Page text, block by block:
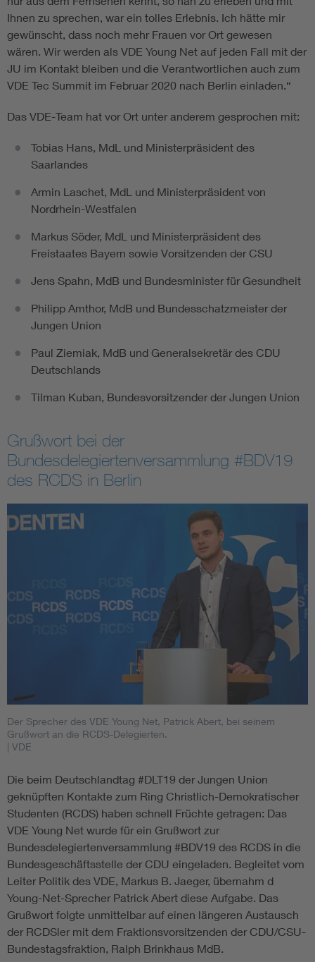
Ihnen zu sprechen, war ein tolles Erlebnis. Ich hätte mir
gewünscht, dass noch mehr Frauen vor Ort gewesen
wären. Wir werden als VDE Young Net auf jeden Fall mit der
JU im Kontakt bleiben und die Verantwortlichen auch zum
VDE Tec Summit im Februar 2020 nach Berlin einladen.“
Das VDE-Team hat vor Ort unter anderem gesprochen mit:
Tobias Hans, MdL und Ministerpräsident des
Saarlandes
Armin Laschet, MdL und Ministerpräsident von
Nordrhein-Westfalen
Markus Söder, MdL und Ministerpräsident des
Freistaates Bayern sowie Vorsitzenden der CSU
Jens Spahn, MdB und Bundesminister für Gesundheit
Philipp Amthor, MdB und Bundesschatzmeister der
Jungen Union
Paul Ziemiak, MdB und Generalsekretär des CDU
Deutschlands
Tilman Kuban, Bundesvorsitzender der Jungen Union
Grußwort bei der
Bundesdelegiertenversammlung #BDV19
des RCDS in Berlin
Der Sprecher des VDE Young Net, Patrick Abert, bei seinem
Grußwort an die RCDS-Delegierten.
| VDE
Die beim Deutschlandtag #DLT19 der Jungen Union
geknüpften Kontakte zum Ring Christlich-Demokratischer
Studenten (RCDS) haben schnell Früchte getragen: Das
VDE Young Net wurde für ein Grußwort zur
Bundesdelegiertenversammlung #BDV19 des RCDS in die
Bundesgeschäftsstelle der CDU eingeladen. Begleitet vom
Leiter Politik des VDE, Markus B. Jaeger, übernahm d
Young-Net-Sprecher Patrick Abert diese Aufgabe. Das
Grußwort folgte unmittelbar auf einen längeren Austausch
der RCDSler mit dem Fraktionsvorsitzenden der CDU/CSU-
Bundestagsfraktion, Ralph Brinkhaus MdB.